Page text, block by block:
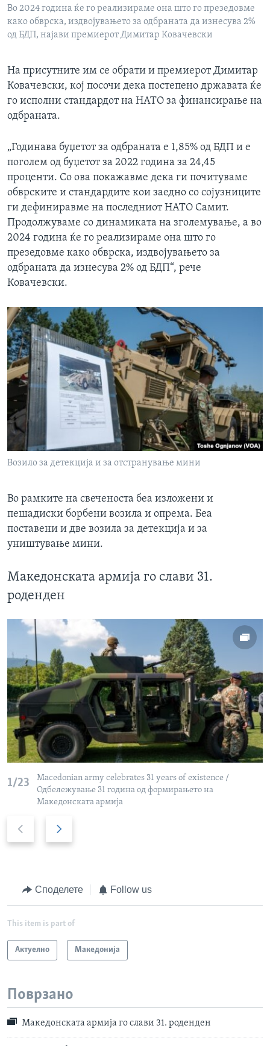
Во 2024 година ќе го реализираме она што го презедовме
како обврска, издвојувањето за одбраната да изнесува 2%
од БДП, најави премиерот Димитар Ковачевски
На присутните им се обрати и премиерот Димитар
Ковачевски, кој посочи дека постепено државата ќе
го исполни стандардот на НАТО за финансирање на
одбраната.
„Годинава буџетот за одбраната е 1,85% од БДП и е
поголем од буџетот за 2022 година за 24,45
проценти. Со ова покажавме дека ги почитуваме
обврските и стандардите кои заедно со сојузниците
ги дефиниравме на последниот НАТО Самит.
Продолжуваме со динамиката на зголемување, а во
2024 година ќе го реализираме она што го
презедовме како обврска, издвојувањето за
одбраната да изнесува 2% од БДП“, рече
Ковачевски.
Возило за детекција и за отстранување мини
Во рамките на свеченоста беа изложени и
пешадиски борбени возила и опрема. Беа
поставени и две возила за детекција и за
уништување мини.
Македонската армија го слави 31.
роденден
1/23
Macedonian army celebrates 31 years of existence /
Одбележување 31 година од формирањето на
Македонската армија
s
s
l
d
d
e
Споделете Follow us
This item is part of
Актуелно Македонија
Поврзано
Македонската армија го слави 31. роденден